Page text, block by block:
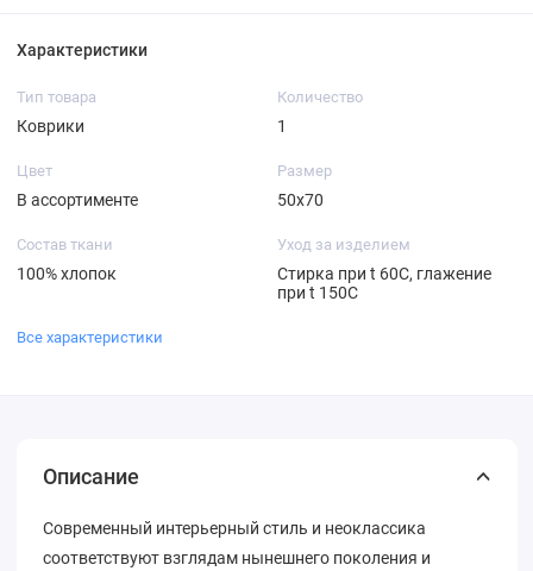
Характеристики
Тип товара
Коврики
Количество
1
Цвет
В ассортименте
Размер
50х70
Состав ткани
100% хлопок
Уход за изделием
Стирка при t 60С, глажение
при t 150С
Все характеристики
Описание
Современный интерьерный стиль и неоклассика
соответствуют взглядам нынешнего поколения и